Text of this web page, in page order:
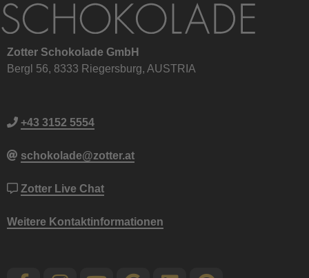
Zotter Schokolade GmbH
Bergl 56, 8333 Riegersburg, AUSTRIA
+43 3152 5554
schokolade@zotter.at
Zotter Live Chat
Weitere Kontaktinformationen